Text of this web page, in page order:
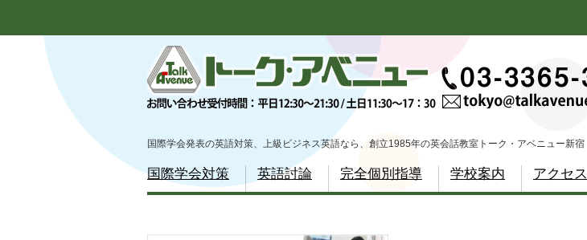
down
国際学会発表の英語対策、上級ビジネス英語なら、創立1985年の英会話教室トーク・アベニュー新宿
Menu
国際学会対策 英語討論 完全個別指導 学校案内 アクセス
Scroll
to